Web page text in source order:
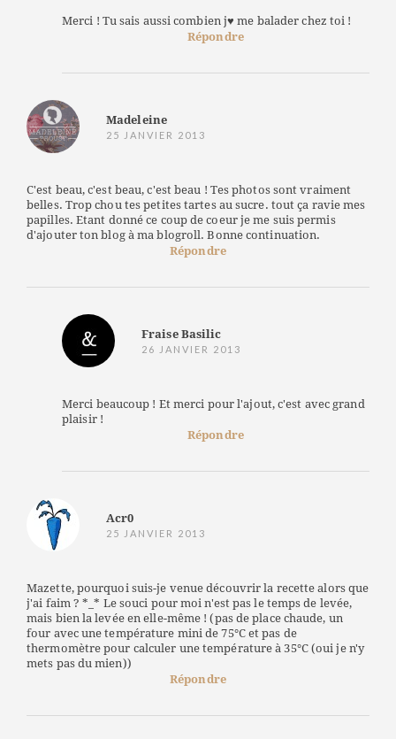
Merci ! Tu sais aussi combien j♥ me balader chez toi !
Répondre
Madeleine
25 JANVIER 2013
C'est beau, c'est beau, c'est beau ! Tes photos sont vraiment
belles. Trop chou tes petites tartes au sucre. tout ça ravie mes
papilles. Etant donné ce coup de coeur je me suis permis
d'ajouter ton blog à ma blogroll. Bonne continuation.
Répondre
Fraise Basilic
26 JANVIER 2013
Merci beaucoup ! Et merci pour l'ajout, c'est avec grand
plaisir !
Répondre
Acr0
25 JANVIER 2013
Mazette, pourquoi suis-je venue découvrir la recette alors que
j'ai faim ? *_* Le souci pour moi n'est pas le temps de levée,
mais bien la levée en elle-même ! (pas de place chaude, un
four avec une température mini de 75°C et pas de
thermomètre pour calculer une température à 35°C (oui je n'y
mets pas du mien))
Répondre